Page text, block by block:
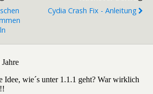
Cydia Crash Fix - Anleitung